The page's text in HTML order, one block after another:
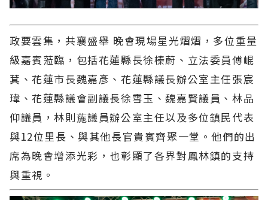
政要雲集，共襄盛舉 晚會現場星光熠熠，多位重量
級嘉賓蒞臨，包括花蓮縣長徐榛蔚、立法委員傅崐
萁、花蓮市長魏嘉彥、花蓮縣議長辦公室主任張宸
瑋、花蓮縣議會副議長徐雪玉、魏嘉賢議員、林品
仰議員，林則葹議員辦公室主任以及多位鎮民代表
與12位里長、與其他長官貴賓齊聚一堂。他們的出
席為晚會增添光彩，也彰顯了各界對鳳林鎮的支持
與重視。